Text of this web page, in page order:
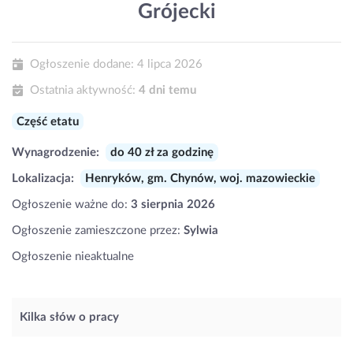
Grójecki
Ogłoszenie dodane: 4 lipca 2026
Ostatnia aktywność: 4 dni temu
Część etatu
Wynagrodzenie: do 40 zł za godzinę
Lokalizacja: Henryków, gm. Chynów, woj. mazowieckie
Ogłoszenie ważne do: 3 sierpnia 2026
Ogłoszenie zamieszczone przez: Sylwia
Ogłoszenie nieaktualne
Kilka słów o pracy